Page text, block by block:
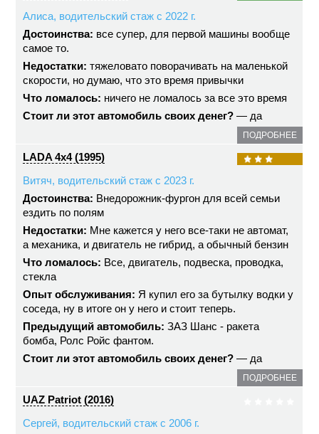
Алиса, водительский стаж с 2022 г.
Достоинства: все супер, для первой машины вообще
самое то.
Недостатки: тяжеловато поворачивать на маленькой
скорости, но думаю, что это время привычки
Что ломалось: ничего не ломалось за все это время
Стоит ли этот автомобиль своих денег? — да
ПОДРОБНЕЕ
LADA 4x4 (1995)
Витяч, водительский стаж с 2023 г.
Достоинства: Внедорожник-фургон для всей семьи
ездить по полям
Недостатки: Мне кажется у него все-таки не автомат,
а механика, и двигатель не гибрид, а обычный бензин
Что ломалось: Все, двигатель, подвеска, проводка,
стекла
Опыт обслуживания: Я купил его за бутылку водки у
соседа, ну в итоге он у него и стоит теперь.
Предыдущий автомобиль: ЗАЗ Шанс - ракета
бомба, Ролс Ройс фантом.
Стоит ли этот автомобиль своих денег? — да
ПОДРОБНЕЕ
UAZ Patriot (2016)
Сергей, водительский стаж с 2006 г.